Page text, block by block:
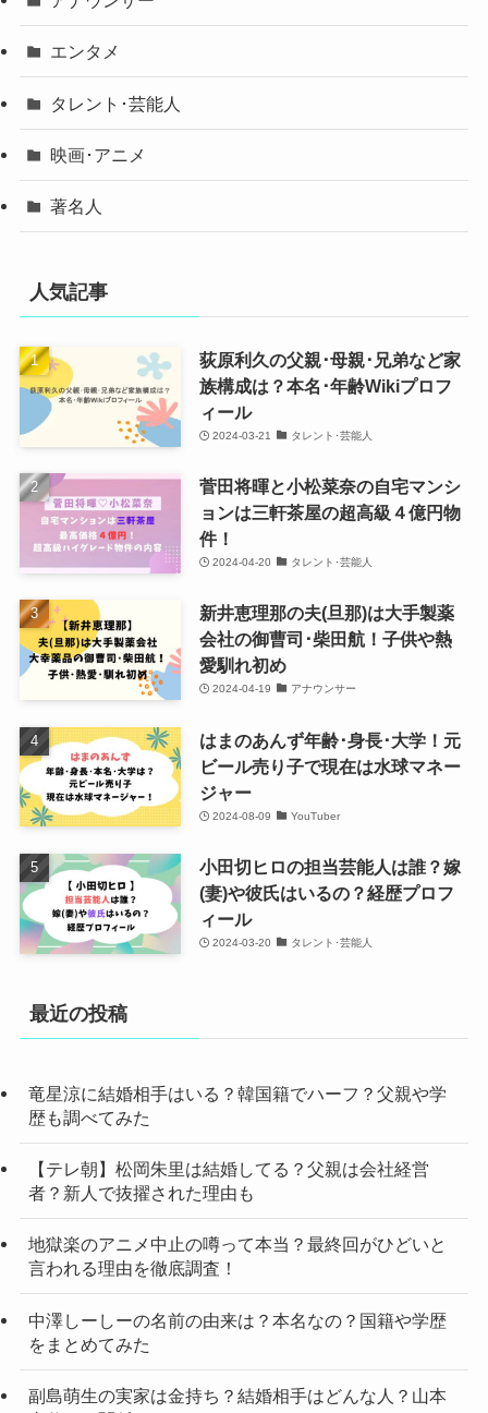
エンタメ
タレント･芸能人
映画･アニメ
著名人
人気記事
荻原利久の父親･母親･兄弟など家
族構成は？本名･年齢Wikiプロフ
ィール
2024-03-21 タレント･芸能人
菅田将暉と小松菜奈の自宅マンシ
ョンは三軒茶屋の超高級４億円物
件！
2024-04-20 タレント･芸能人
新井恵理那の夫(旦那)は大手製薬
会社の御曹司･柴田航！子供や熱
愛馴れ初め
2024-04-19 アナウンサー
はまのあんず年齢･身長･大学！元
ビール売り子で現在は水球マネー
ジャー
2024-08-09 YouTuber
小田切ヒロの担当芸能人は誰？嫁
(妻)や彼氏はいるの？経歴プロフ
ィール
2024-03-20 タレント･芸能人
最近の投稿
竜星涼に結婚相手はいる？韓国籍でハーフ？父親や学
歴も調べてみた
【テレ朝】松岡朱里は結婚してる？父親は会社経営
者？新人で抜擢された理由も
地獄楽のアニメ中止の噂って本当？最終回がひどいと
言われる理由を徹底調査！
中澤しーしーの名前の由来は？本名なの？国籍や学歴
をまとめてみた
副島萌生の実家は金持ち？結婚相手はどんな人？山本